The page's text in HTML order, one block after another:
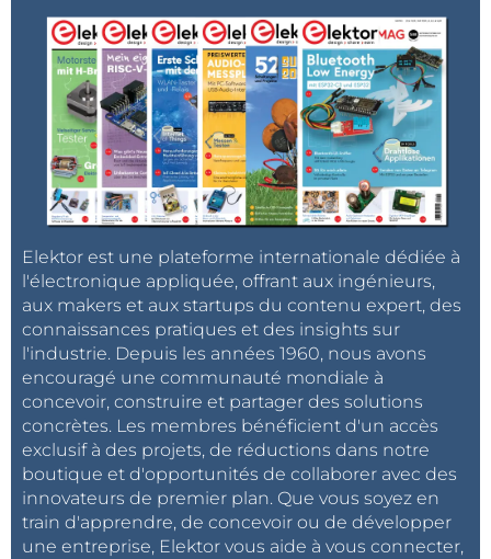
Elektor est une plateforme internationale dédiée à
l'électronique appliquée, offrant aux ingénieurs,
aux makers et aux startups du contenu expert, des
connaissances pratiques et des insights sur
l'industrie. Depuis les années 1960, nous avons
encouragé une communauté mondiale à
concevoir, construire et partager des solutions
concrètes. Les membres bénéficient d'un accès
exclusif à des projets, de réductions dans notre
boutique et d'opportunités de collaborer avec des
innovateurs de premier plan. Que vous soyez en
train d'apprendre, de concevoir ou de développer
une entreprise, Elektor vous aide à vous connecter,